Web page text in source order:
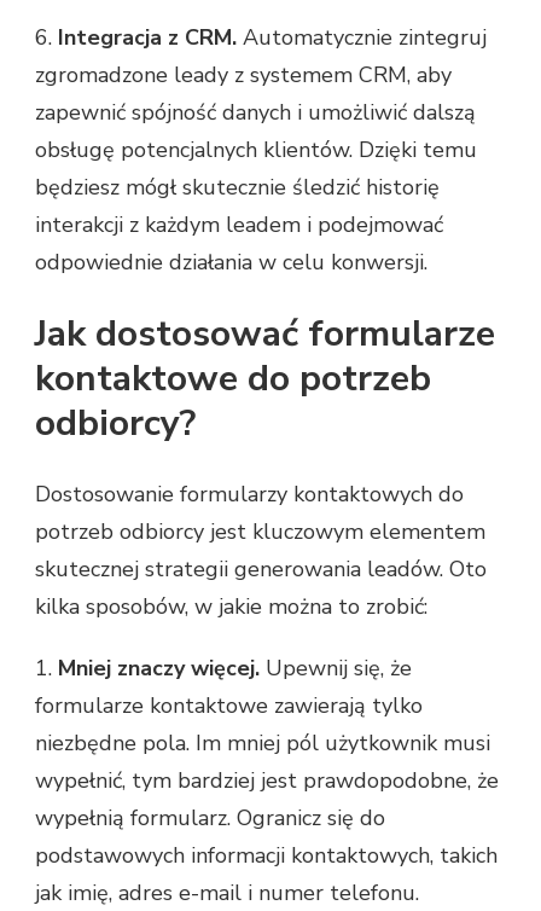
6. Integracja z CRM. Automatycznie zintegruj
zgromadzone leady z systemem CRM, aby
zapewnić spójność danych i umożliwić dalszą
obsługę potencjalnych klientów. Dzięki temu
będziesz mógł skutecznie śledzić historię
interakcji z każdym leadem i podejmować
odpowiednie działania w celu konwersji.
Jak dostosować formularze
kontaktowe do potrzeb
odbiorcy?
Dostosowanie formularzy kontaktowych do
potrzeb odbiorcy jest kluczowym elementem
skutecznej strategii generowania leadów. Oto
kilka sposobów, w jakie można to zrobić:
1. Mniej znaczy więcej. Upewnij się, że
formularze kontaktowe zawierają tylko
niezbędne pola. Im mniej pól użytkownik musi
wypełnić, tym bardziej jest prawdopodobne, że
wypełnią formularz. Ogranicz się do
podstawowych informacji kontaktowych, takich
jak imię, adres e-mail i numer telefonu.